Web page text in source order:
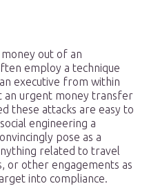
out of an
employ a technique
an executive from within
an urgent money transfer
these attacks are easy to
engineering a
pose as a
related to travel
or other engagements as
into compliance.